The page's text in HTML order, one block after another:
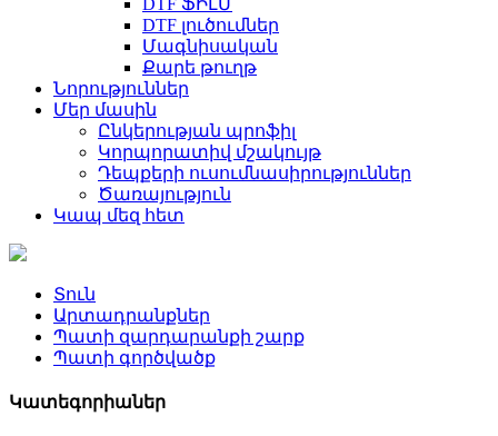
DTF ՖԻԼՄ
DTF լուծումներ
Մագնիսական
Քարե թուղթ
Նորություններ
Մեր մասին
Ընկերության պրոֆիլ
Կորպորատիվ մշակույթ
Դեպքերի ուսումնասիրություններ
Ծառայություն
Կապ մեզ հետ
Տուն
Արտադրանքներ
Պատի զարդարանքի շարք
Պատի գործվածք
Կատեգորիաներ